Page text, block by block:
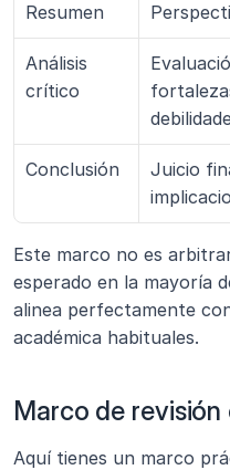
Resumen
Análisis
crítico
Conclusión
Juicio
Este marco no es
esperado en la mayoría
alinea perfectamente
académica habituales.
Marco de
Aquí tienes un marco